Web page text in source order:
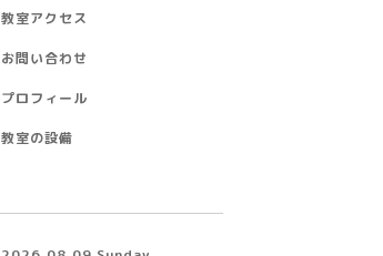
教室アクセス
お問い合わせ
プロフィール
教室の設備